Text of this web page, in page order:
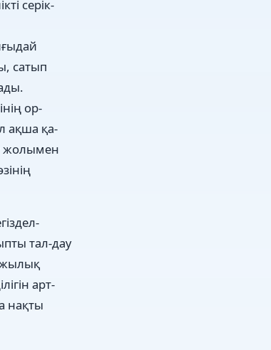
серік-
сатып
ор-
ақша қа-
жолымен
тал-дау
арт-
нақты